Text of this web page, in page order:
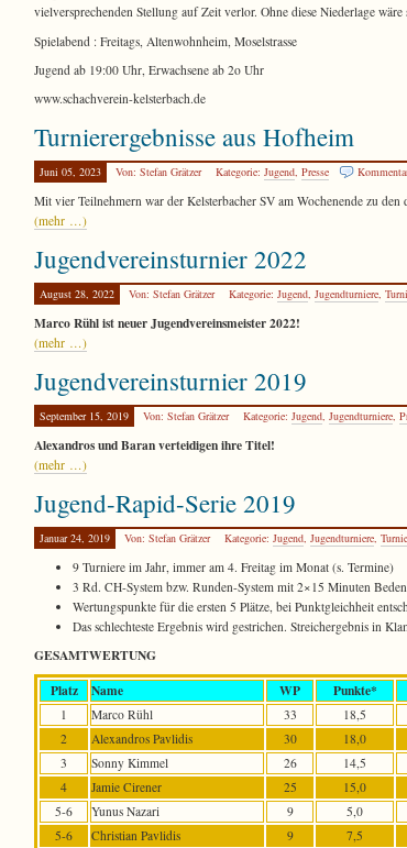
vielversprechenden Stellung auf Zeit verlor. Ohne diese Niederlage
Spielabend : Freitags, Altenwohnheim, Moselstrasse
Jugend ab 19:00 Uhr, Erwachsene ab 2o Uhr
www.schachverein-kelsterbach.de
Turnierergebnisse aus Hofheim
Juni 05, 2023 Von: Stefan Grätzer Kategorie: Jugend Presse
Mit vier Teilnehmern war der Kelsterbacher SV am Wochenende zu
(mehr …)
Jugendvereinsturnier 2022
August 28, 2022 Von: Stefan Grätzer Kategorie: Jugend Jugendturniere
Marco Rühl ist neuer Jugendvereinsmeister 2022!
(mehr …)
Jugendvereinsturnier 2019
September 15, 2019 Von: Stefan Grätzer Kategorie: Jugend Jugendturniere
Alexandros und Baran verteidigen ihre Titel!
(mehr …)
Jugend-Rapid-Serie 2019
Januar 24, 2019 Von: Stefan Grätzer Kategorie: Jugend Jugendturniere
9 Turniere im Jahr, immer am 4. Freitag im Monat (s. Termine)
3 Rd. CH-System bzw. Runden-System mit 2×15 Minuten
Wertungspunkte für die ersten 5 Plätze, bei Punktgleichheit
Das schlechteste Ergebnis wird gestrichen. Streichergebnis in
GESAMTWERTUNG
Platz
Name WP Punkte*
1 Marco Rühl 33 18,5
2
Alexandros Pavlidis 30 18,0
3
Sonny Kimmel 26 14,5
4
Jamie Cirener 25 15,0
5-6
Yunus Nazari 9 5,0
5-6
Christian Pavlidis 9 7,5